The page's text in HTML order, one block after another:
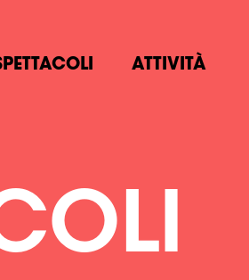
ATTIVITÀ